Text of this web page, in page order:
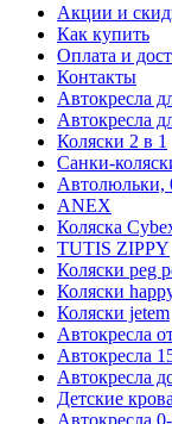
Акции и
Как купить
Оплата и
Контакты
Автокресла
Автокресла
Коляски 2 в 1
Санки-
Автолюльки,
ANEX
Коляска
TUTIS ZIPPY
Коляски peg
Коляски
Коляски jetem
Автокресла
Автокресла
Автокресла
Детские
Автокресла